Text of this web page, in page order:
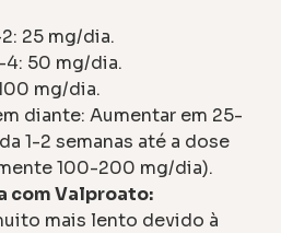
25 mg/dia.
4: 50 mg/dia.
mg/dia.
diante: Aumentar em 25-
1-2 semanas até a dose
100-200 mg/dia).
com Valproato:
mais lento devido à